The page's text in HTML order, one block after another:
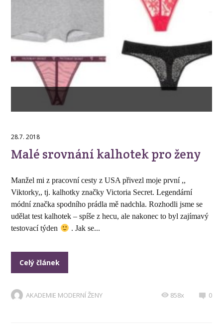
28.7. 2018
Malé srovnání kalhotek pro ženy
Manžel mi z pracovní cesty z USA přivezl moje první ,,
Viktorky,, tj. kalhotky značky Victoria Secret. Legendární
módní značka spodního prádla mě nadchla. Rozhodli jsme se
udělat test kalhotek – spíše z hecu, ale nakonec to byl zajímavý
testovací týden
. Jak se...
Celý článek
AKADEMIE MODERNÍ ŽENY 0
858x